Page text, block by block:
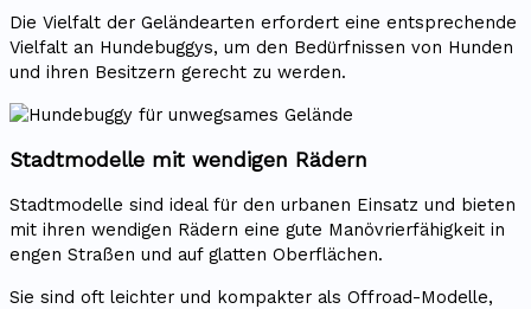
Die Vielfalt der Geländearten erfordert eine entsprechende
Vielfalt an Hundebuggys, um den Bedürfnissen von Hunden
und ihren Besitzern gerecht zu werden.
Stadtmodelle mit wendigen Rädern
Stadtmodelle sind ideal für den urbanen Einsatz und bieten
mit ihren wendigen Rädern eine gute Manövrierfähigkeit in
engen Straßen und auf glatten Oberflächen.
Sie sind oft leichter und kompakter als Offroad-Modelle,